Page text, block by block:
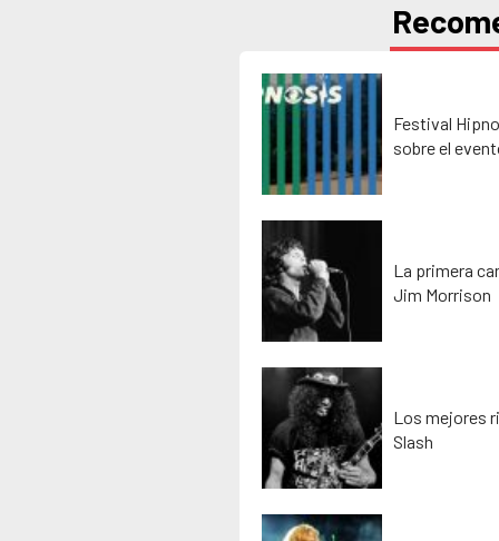
Festival
sobre el
La primera
Jim Morrison
Los mejores
Slash